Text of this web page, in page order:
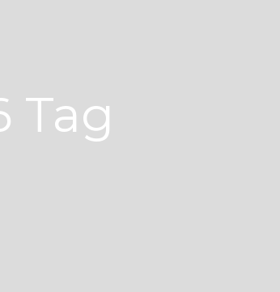
Tag